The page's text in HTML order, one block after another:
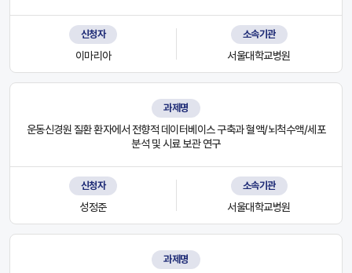
신청자
이마리아
소속기관
서울대학교병원
과제명
운동신경원 질환 환자에서 전향적 데이터베이스 구축과 혈액/뇌척수액/세포
분석 및 시료 보관 연구
신청자
성정준
소속기관
서울대학교병원
과제명